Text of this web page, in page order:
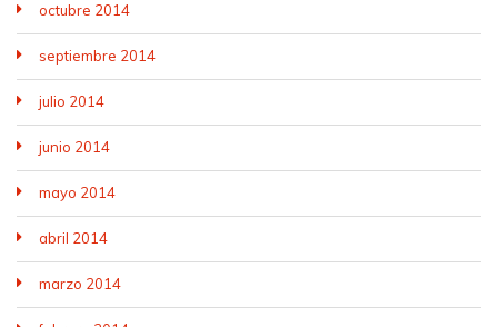
octubre 2014
septiembre 2014
julio 2014
junio 2014
mayo 2014
abril 2014
marzo 2014